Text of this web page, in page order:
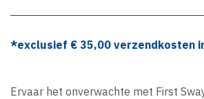
*exclusief € 35,00 verzendkosten
Ervaar het onverwachte met First